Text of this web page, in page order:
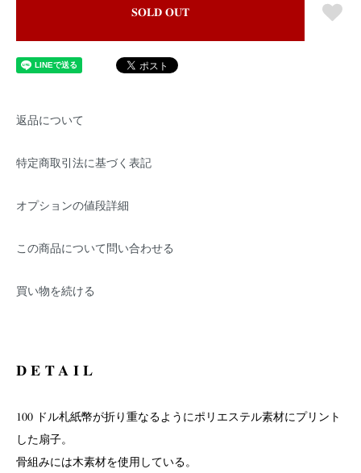
SOLD OUT
返品について
特定商取引法に基づく表記
オプションの値段詳細
この商品について問い合わせる
買い物を続ける
DETAIL
100 ドル札紙幣が折り重なるようにポリエステル素材にプリント
した扇子。
骨組みには木素材を使用している。